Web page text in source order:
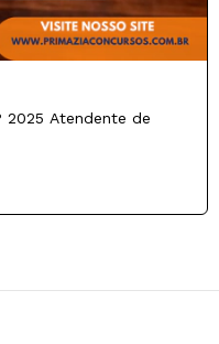
2025 Atendente de